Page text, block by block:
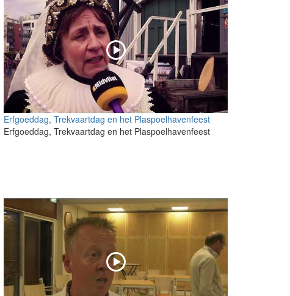
Erfgoeddag, Trekvaartdag en het Plaspoelhavenfeest
Erfgoeddag, Trekvaartdag en het Plaspoelhavenfeest